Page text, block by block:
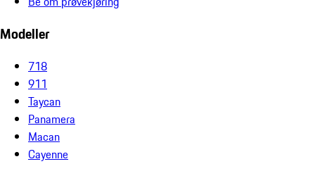
Modeller
718
911
Taycan
Panamera
Macan
Cayenne